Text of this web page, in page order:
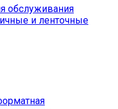
обслуживания
и ленточные